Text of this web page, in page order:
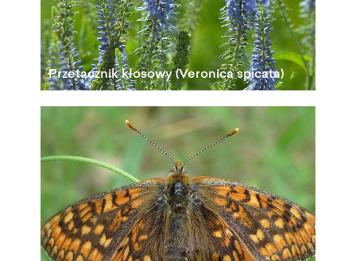
Przetacznik kłosowy (Veronica spicata)